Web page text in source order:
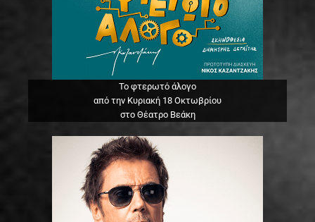
Το φτερωτό άλογο
από την Κυριακή 18 Οκτωβρίου
στο Θέατρο Βεάκη